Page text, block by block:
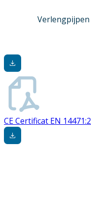
Verlengpijpen
CE Certificat EN